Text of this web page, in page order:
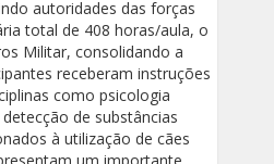
autoridades das forças
total de 408 horas/aula, o
Militar, consolidando a
receberam instruções
como psicologia
de substâncias
à utilização de cães